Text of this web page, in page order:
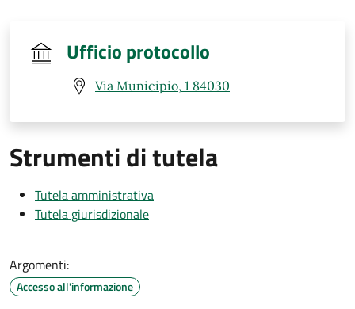
Ufficio protocollo
Via Municipio, 1 84030
Strumenti di tutela
Tutela amministrativa
Tutela giurisdizionale
Argomenti:
Accesso all'informazione